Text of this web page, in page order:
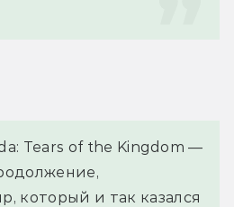
Tears of the Kingdom —
который и так казался